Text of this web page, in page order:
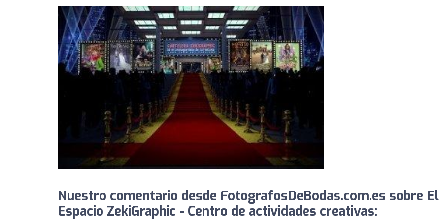
Nuestro comentario desde FotografosDeBodas.com.es sobre El
Espacio ZekiGraphic - Centro de actividades creativas: